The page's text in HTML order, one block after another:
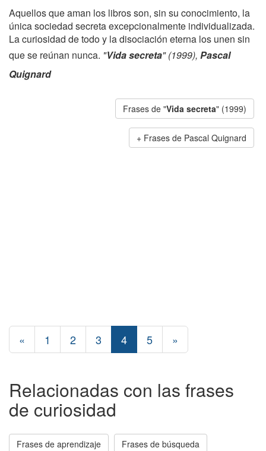
Aquellos que aman los libros son, sin su conocimiento, la
única sociedad secreta excepcionalmente individualizada.
La curiosidad de todo y la disociación eterna los unen sin
que se reúnan nunca. "Vida secreta" (1999), Pascal
Quignard
Frases de "Vida secreta" (1999)
Frases de Pascal Quignard
« 1 2 3 4 5 »
Relacionadas con las frases
de curiosidad
Frases de aprendizaje Frases de búsqueda